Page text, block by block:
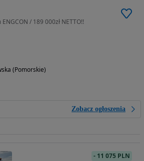
/ 189 000zł NETTO!!
(Pomorskie)
Zobacz ogłoszenia
- 11 075 PLN